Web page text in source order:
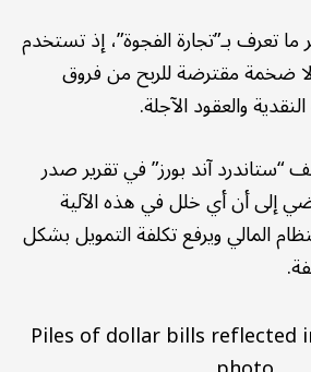
تعرف بـ”تجارة الفجوة”، إذ تستخدم
ضخمة مقترضة للربح من فروق
والعقود الآجلة.
“ستاندرد آند بورز” في تقرير صدر
إلى أن أي خلل في هذه الآلية
المالي ويرفع تكلفة التمويل بشكل